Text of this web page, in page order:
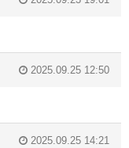
2025.09.25 12:50
2025.09.25 14:21